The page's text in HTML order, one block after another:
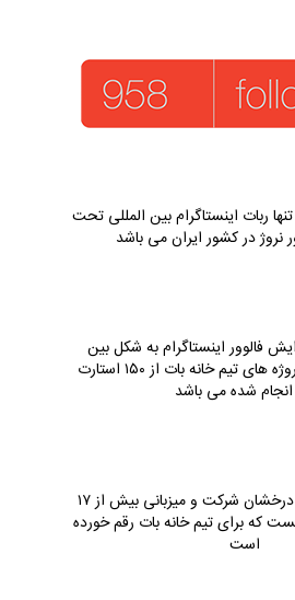
ربات اینستاگرام بین المللی تحت
در کشور ایران می باشد
فالوور اینستاگرام به شکل بین
المللی تنها یکی از پروژه های تیم خانه بات از ۱۵۰ استارت
شده می باشد
بیش از ۸ سابقه درخشان شرکت و میزبانی بیش از ۱۷
که برای تیم خانه بات رقم خورده
است